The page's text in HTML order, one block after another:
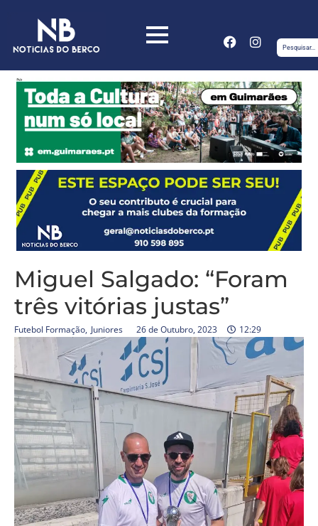
Miguel Salgado: “Foram
três vitórias justas”
Futebol Formação, Juniores 26 de Outubro, 2023 12:29